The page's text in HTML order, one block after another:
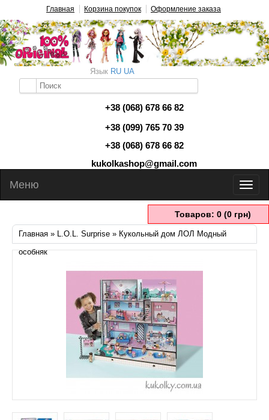
Главная Корзина покупок Оформление заказа
Язык RU UA
Товаров: 0 (0 грн)
+38 (068) 678 66 82
+38 (099) 765 70 39
+38 (068) 678 66 82
kukolkashop@gmail.com
Меню
Главная » L.O.L. Surprise » Кукольный дом ЛОЛ Модный
особняк